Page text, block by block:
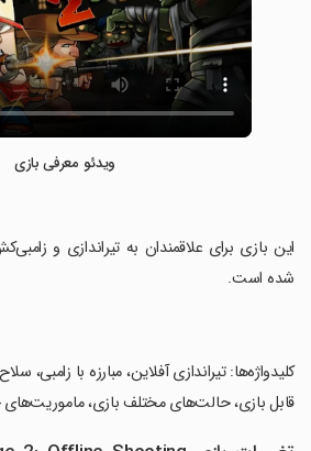
ویدئو معرفی بازی
‏این بازی برای علاقمندان به تیراندازی و
شده است.
‏کلیدواژه‌ها: تیراندازی آفلاین، مبارزه با
قابل بازی، حالت‌های مختلف بازی، ماموریت‌های